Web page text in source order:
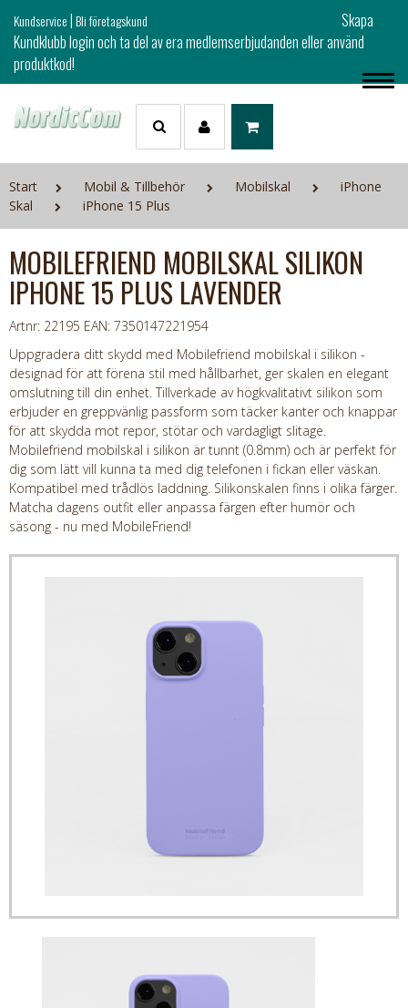
Kundservice|Bli företagskund
Skapa
Kundklubb login och ta del av era medlemserbjudanden eller använd
produktkod!
Start Mobil & Tillbehör Mobilskal
iPhone
Skal
iPhone 15 Plus
MOBILEFRIEND MOBILSKAL SILIKON
IPHONE 15 PLUS LAVENDER
Artnr: 22195 EAN: 7350147221954
Uppgradera ditt skydd med Mobilefriend mobilskal i silikon -
designad för att förena stil med hållbarhet, ger skalen en elegant
omslutning till din enhet. Tillverkade av högkvalitativt silikon som
erbjuder en greppvänlig passform som täcker kanter och knappar
för att skydda mot repor, stötar och vardagligt slitage.
Mobilefriend mobilskal i silikon är tunnt (0.8mm) och är perfekt för
dig som lätt vill kunna ta med dig telefonen i fickan eller väskan.
Kompatibel med trådlös laddning. Silikonskalen finns i olika färger.
Matcha dagens outfit eller anpassa färgen efter humör och
säsong - nu med MobileFriend!